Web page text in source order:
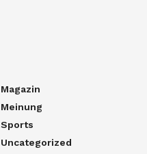
Magazin
Meinung
Sports
Uncategorized